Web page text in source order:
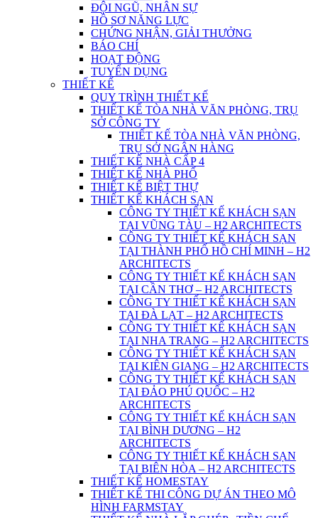
ĐỘI NGŨ, NHÂN SỰ
HỒ SƠ NĂNG LỰC
CHỨNG NHẬN, GIẢI THƯỞNG
BÁO CHÍ
HOẠT ĐỘNG
TUYỂN DỤNG
THIẾT KẾ
QUY TRÌNH THIẾT KẾ
THIẾT KẾ TÒA NHÀ VĂN PHÒNG, TRỤ
SỞ CÔNG TY
THIẾT KẾ TÒA NHÀ VĂN PHÒNG,
TRỤ SỞ NGÂN HÀNG
THIẾT KẾ NHÀ CẤP 4
THIẾT KẾ NHÀ PHỐ
THIẾT KẾ BIỆT THỰ
THIẾT KẾ KHÁCH SẠN
CÔNG TY THIẾT KẾ KHÁCH SẠN
TẠI VŨNG TÀU – H2 ARCHITECTS
CÔNG TY THIẾT KẾ KHÁCH SẠN
TẠI THÀNH PHỐ HỒ CHÍ MINH – H2
ARCHITECTS
CÔNG TY THIẾT KẾ KHÁCH SẠN
TẠI CẦN THƠ – H2 ARCHITECTS
CÔNG TY THIẾT KẾ KHÁCH SẠN
TẠI ĐÀ LẠT – H2 ARCHITECTS
CÔNG TY THIẾT KẾ KHÁCH SẠN
TẠI NHA TRANG – H2 ARCHITECTS
CÔNG TY THIẾT KẾ KHÁCH SẠN
TẠI KIÊN GIANG – H2 ARCHITECTS
CÔNG TY THIẾT KẾ KHÁCH SẠN
TẠI ĐẢO PHÚ QUỐC – H2
ARCHITECTS
CÔNG TY THIẾT KẾ KHÁCH SẠN
TẠI BÌNH DƯƠNG – H2
ARCHITECTS
CÔNG TY THIẾT KẾ KHÁCH SẠN
TẠI BIÊN HÒA – H2 ARCHITECTS
THIẾT KẾ HOMESTAY
THIẾT KẾ THI CÔNG DỰ ÁN THEO MÔ
HÌNH FARMSTAY